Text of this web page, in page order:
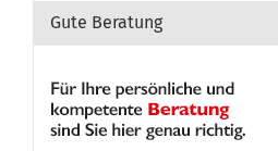
Gute Beratung